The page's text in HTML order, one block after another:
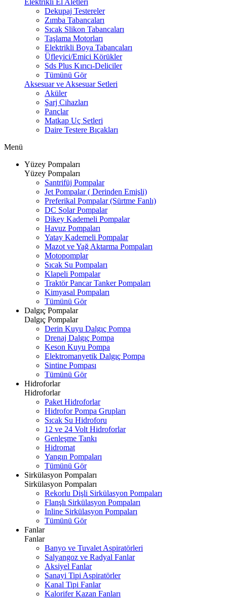
Elektrikli El Aletleri
Dekupaj Testereler
Zımba Tabancaları
Sıcak Slikon Tabancaları
Taşlama Motorları
Elektrikli Boya Tabancaları
Üfleyici/Emici Körükler
Sds Plus Kırıcı-Deliciler
Tümünü Gör
Aksesuar ve Aksesuar Setleri
Aküler
Şarj Cihazları
Pançlar
Matkap Uç Setleri
Daire Testere Bıçakları
Menü
Yüzey Pompaları
Yüzey Pompaları
Santrifüj Pompalar
Jet Pompalar ( Derinden Emişli)
Preferikal Pompalar (Sürtme Fanlı)
DC Solar Pompalar
Dikey Kademeli Pompalar
Havuz Pompaları
Yatay Kademeli Pompalar
Mazot ve Yağ Aktarma Pompaları
Motopomplar
Sıcak Su Pompaları
Klapeli Pompalar
Traktör Pancar Tanker Pompaları
Kimyasal Pompaları
Tümünü Gör
Dalgıç Pompalar
Dalgıç Pompalar
Derin Kuyu Dalgıç Pompa
Drenaj Dalgıç Pompa
Keson Kuyu Pompa
Elektromanyetik Dalgıç Pompa
Sintine Pompası
Tümünü Gör
Hidroforlar
Hidroforlar
Paket Hidroforlar
Hidrofor Pompa Grupları
Sıcak Su Hidroforu
12 ve 24 Volt Hidroforlar
Genleşme Tankı
Hidromat
Yangın Pompaları
Tümünü Gör
Sirkülasyon Pompaları
Sirkülasyon Pompaları
Rekorlu Dişli Sirkülasyon Pompaları
Flanşlı Sirkülasyon Pompaları
Inline Sirkülasyon Pompaları
Tümünü Gör
Fanlar
Fanlar
Banyo ve Tuvalet Aspiratörleri
Salyangoz ve Radyal Fanlar
Aksiyel Fanlar
Sanayi Tipi Aspiratörler
Kanal Tipi Fanlar
Kalorifer Kazan Fanları